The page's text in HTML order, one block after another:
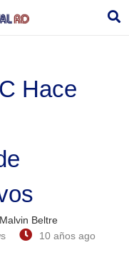
Hace
Malvin Beltre
10 años ago